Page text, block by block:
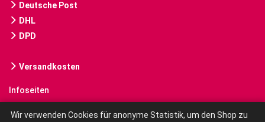
Deutsche Post
DHL
DPD
Versandkosten
Infoseiten
Wir verwenden Cookies für anonyme Statistik, um den Shop zu